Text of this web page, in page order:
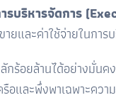
รบริหารจัดการ
ยและค่าใช้จ่ายในกา
กร้อยล้านได้อย่างมั่น
อและพึ่งพาเฉพาะค